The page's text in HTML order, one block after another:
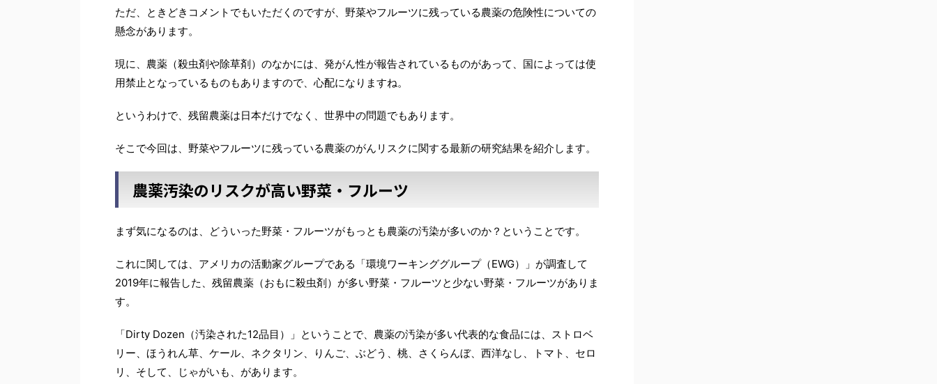
ただ、ときどきコメントでもいただくのですが、野菜やフルーツに残っている農薬の危険性についての
懸念があります。
現に、農薬（殺虫剤や除草剤）のなかには、発がん性が報告されているものがあって、国によっては使
用禁止となっているものもありますので、心配になりますね。
というわけで、残留農薬は日本だけでなく、世界中の問題でもあります。
そこで今回は、野菜やフルーツに残っている農薬のがんリスクに関する最新の研究結果を紹介します。
農薬汚染のリスクが高い野菜・フルーツ
まず気になるのは、どういった野菜・フルーツがもっとも農薬の汚染が多いのか？ということです。
これに関しては、アメリカの活動家グループである「環境ワーキンググループ（EWG）」が調査して
2019年に報告した、残留農薬（おもに殺虫剤）が多い野菜・フルーツと少ない野菜・フルーツがありま
す。
「Dirty Dozen（汚染された12品目）」ということで、農薬の汚染が多い代表的な食品には、ストロベ
リー、ほうれん草、ケール、ネクタリン、りんご、ぶどう、桃、さくらんぼ、西洋なし、トマト、セロ
リ、そして、じゃがいも、があります。